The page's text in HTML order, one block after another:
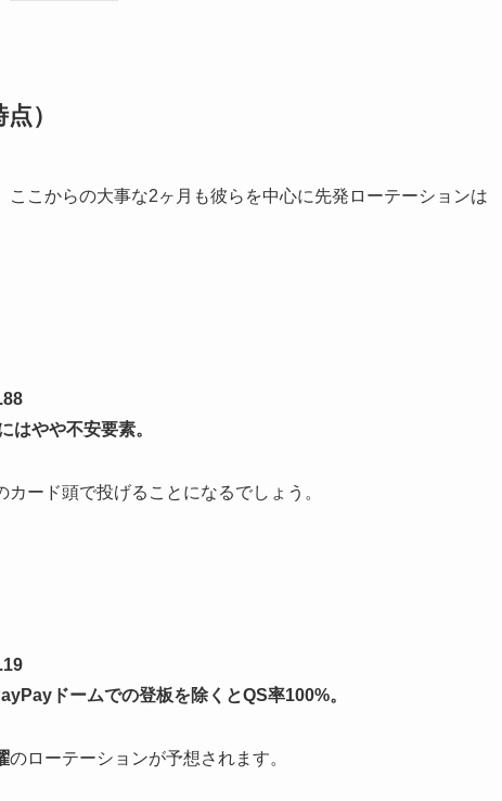
）
こからの大事な2ヶ月も彼らを中心に先発ローテーションは
はやや不安要素。
カード頭で投げることになるでしょう。
ドームでの登板を除くとQS率100%。
のローテーションが予想されます。